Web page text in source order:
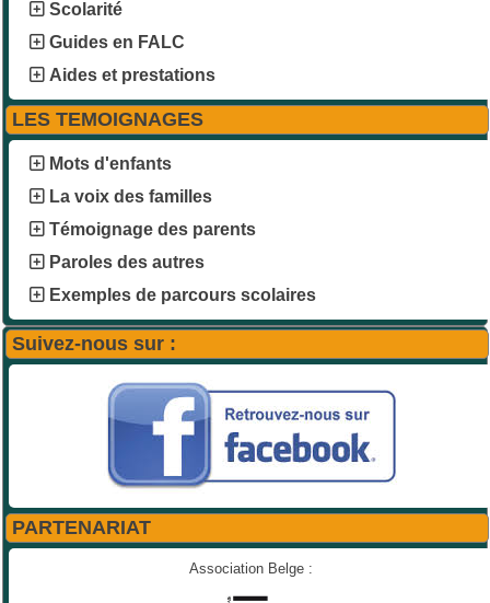
Scolarité
Guides en FALC
Aides et prestations
LES TEMOIGNAGES
Mots d'enfants
La voix des familles
Témoignage des parents
Paroles des autres
Exemples de parcours scolaires
Suivez-nous sur :
PARTENARIAT
Association Belge :